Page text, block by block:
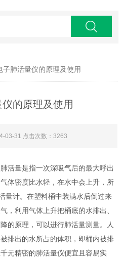
子肺活量仪的原理及使用
的原理及使用
03-31 点击次数：3263
活量是指一次深吸气后的最大呼出
体密度比水轻，在水中会上升，所
量计。在塑料桶中装满水后倒过来
，利用气体上升把桶底的水排出、
的原理，可以进行肺活量测量。人
排出的水所占的体积，即桶内被排
元精密的肺活量仪便宜且容易实